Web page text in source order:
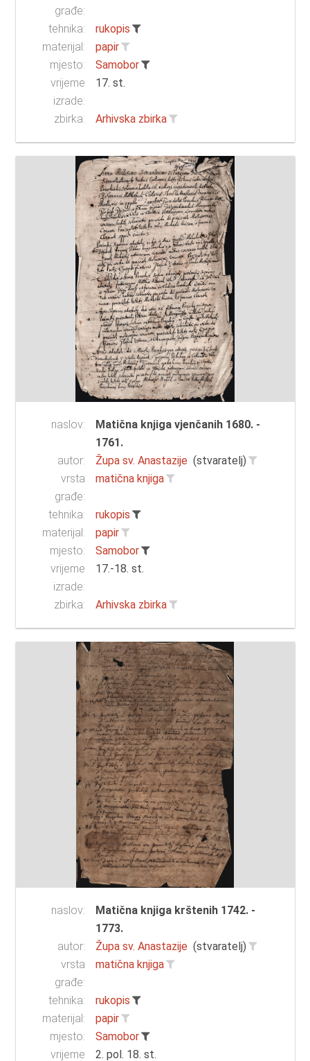
građe:
tehnika:
rukopis
materijal:
papir
mjesto:
Samobor
vrijeme
izrade:
17. st.
zbirka: Arhivska zbirka
naslov:
Matična knjiga vjenčanih 1680. -
1761.
autor:
Župa sv. Anastazije (stvaratelj)
vrsta
građe:
matična knjiga
tehnika:
rukopis
materijal:
papir
mjesto:
Samobor
vrijeme
izrade:
17.-18. st.
zbirka: Arhivska zbirka
naslov:
Matična knjiga krštenih 1742. -
1773.
autor:
Župa sv. Anastazije (stvaratelj)
vrsta
građe:
matična knjiga
tehnika:
rukopis
materijal:
papir
mjesto:
Samobor
vrijeme
2. pol. 18. st.